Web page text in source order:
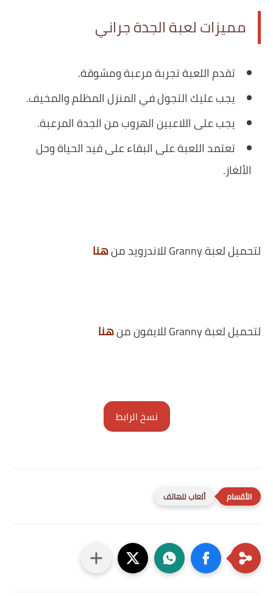
مميزات لعبة الجدة جراني
تقدم اللعبة تجربة مرعبة ومشوقة.
يجب عليك التجول في المنزل المظلم والمخيف.
يجب على اللاعبين الهروب من الجدة المرعبة.
تعتمد اللعبة على البقاء على قيد الحياة وحل
الألغاز.
لتحميل لعبة Granny للاندرويد من هنا
لتحميل لعبة Granny للايفون من هنا
نسخ الرابط
ألعاب للهاتف